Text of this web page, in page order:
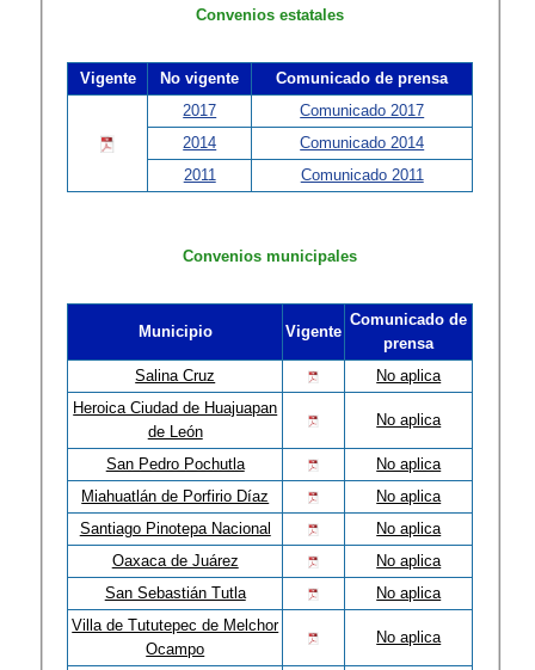
Convenios estatales
Vigente No vigente
Comunicado de prensa
2017
Comunicado 2017
2014
Comunicado 2014
2011
Comunicado 2011
Convenios municipales
Municipio Vigente
Comunicado de
prensa
Salina Cruz
No aplica
Heroica Ciudad de Huajuapan
de León
No aplica
San Pedro Pochutla
No aplica
Miahuatlán de Porfirio Díaz
No aplica
Santiago Pinotepa Nacional
No aplica
Oaxaca de Juárez
No aplica
San Sebastián Tutla
No aplica
Villa de Tututepec de Melchor
Ocampo
No aplica